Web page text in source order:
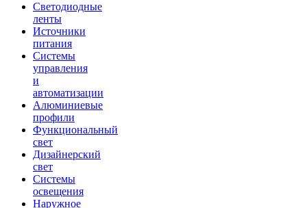
Светодиодные
ленты
Источники
питания
Системы
управления
и
автоматизации
Алюминиевые
профили
Функциональный
свет
Дизайнерский
свет
Системы
освещения
Наружное